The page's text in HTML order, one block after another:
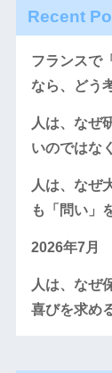
Recent
フランスで
なら、どう
人は、なぜ
いのではな
人は、なぜ
も「問い」
2026年7月
人は、なぜ
喜びを求め